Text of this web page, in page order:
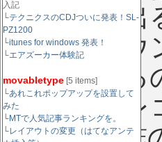
入記
└テクニクスのCDJついに発表！SL-
PZ1200
└itunes for windows 発表！
└エアズーカー体験記
movabletype [5 items]
└あれこれポップアップを設置して
みた
└MTで人気記事ランキングを。
└レイアウトの変更（はてなアンテ
ゲストで出
たりのサウ
覚えている
テレオやレ